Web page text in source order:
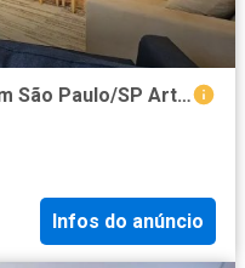
Casa / Sobrado para Venda em São Paulo/SP Artur Alvim 3 Quartos
Infos do anúncio